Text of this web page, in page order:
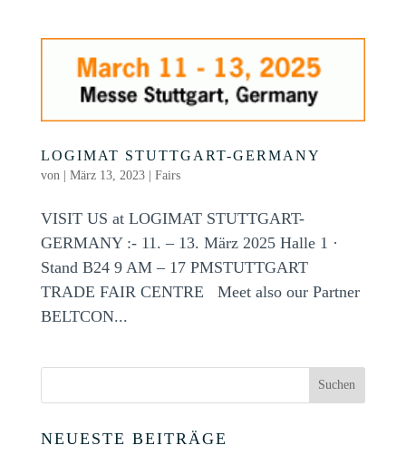
LOGIMAT STUTTGART-GERMANY
von März 13, 2023| Fairs
VISIT US at LOGIMAT STUTTGART-
GERMANY :- 11. – 13. März 2025 Halle 1 ·
Stand B24 9 AM – 17 PMSTUTTGART
TRADE FAIR CENTRE Meet also our Partner
BELTCON...
NEUESTE BEITRÄGE